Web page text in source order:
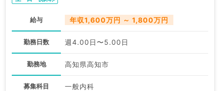
給与 年収1,600万円 ～ 1,800万円
勤務日数 週4.00日〜5.00日
勤務地 高知県高知市
募集科目 一般内科